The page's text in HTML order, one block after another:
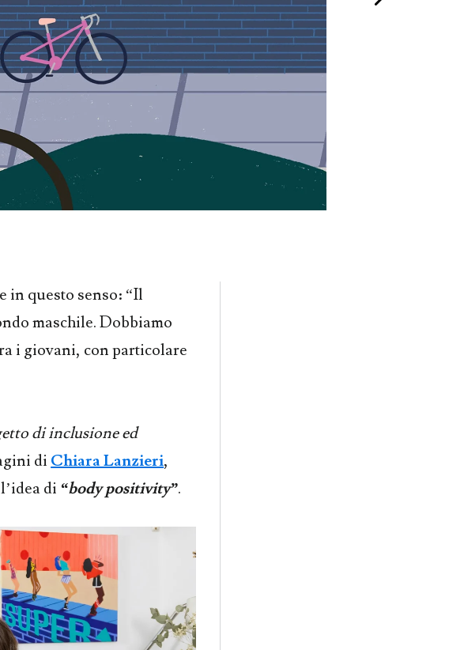
in questo senso: “Il
maschile. Dobbiamo
i giovani, con particolare
di inclusione ed
di Chiara Lanzieri,
di “body positivity”.